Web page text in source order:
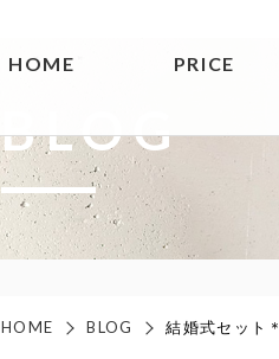
HOME PRICE
BLOG
HOME BLOG 結婚式セット＊